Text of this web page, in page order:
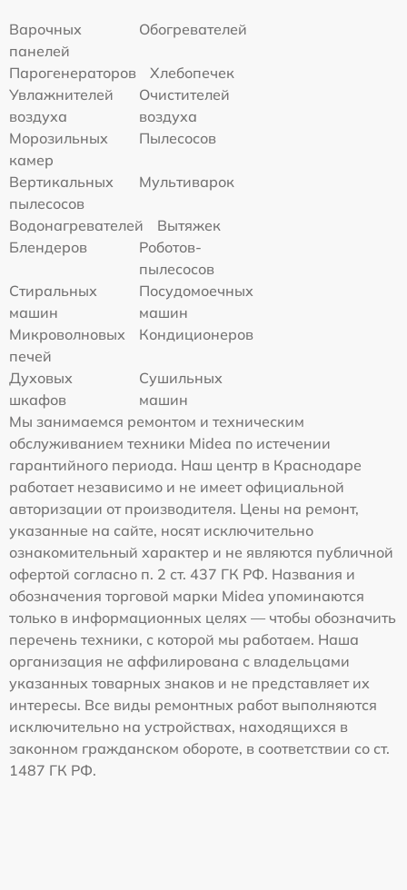
Варочных
панелей
Обогревателей
Парогенераторов
Хлебопечек
Увлажнителей
воздуха
Очистителей
воздуха
Морозильных
камер
Пылесосов
Вертикальных
пылесосов
Мультиварок
Водонагревателей
Вытяжек
Блендеров
Роботов-
пылесосов
Стиральных
машин
Посудомоечных
машин
Микроволновых
печей
Кондиционеров
Духовых
шкафов
Сушильных
машин
Мы занимаемся ремонтом и техническим
обслуживанием техники Midea по истечении
гарантийного периода. Наш центр в Краснодаре
работает независимо и не имеет официальной
авторизации от производителя. Цены на ремонт,
указанные на сайте, носят исключительно
ознакомительный характер и не являются публичной
офертой согласно п. 2 ст. 437 ГК РФ. Названия и
обозначения торговой марки Midea упоминаются
только в информационных целях — чтобы обозначить
перечень техники, с которой мы работаем. Наша
организация не аффилирована с владельцами
указанных товарных знаков и не представляет их
интересы. Все виды ремонтных работ выполняются
исключительно на устройствах, находящихся в
законном гражданском обороте, в соответствии со ст.
1487 ГК РФ.